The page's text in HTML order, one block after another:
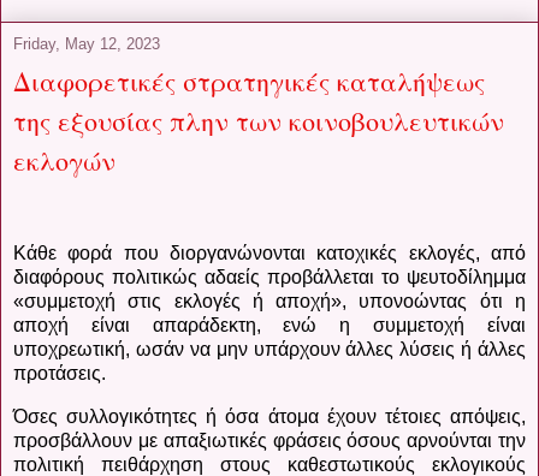
Friday, May 12, 2023
Διαφορετικές στρατηγικές καταλήψεως
της εξουσίας πλην των κοινοβουλευτικών
εκλογών
Κάθε φορά που διοργανώνονται κατοχικές εκλογές, από
διαφόρους πολιτικώς αδαείς προβάλλεται το ψευτοδίλημμα
«συμμετοχή στις εκλογές ή αποχή», υπονοώντας ότι η
αποχή είναι απαράδεκτη, ενώ η συμμετοχή είναι
υποχρεωτική, ωσάν να μην υπάρχουν άλλες λύσεις ή άλλες
προτάσεις.
Όσες συλλογικότητες ή όσα άτομα έχουν τέτοιες απόψεις,
προσβάλλουν με απαξιωτικές φράσεις όσους αρνούνται την
πολιτική πειθάρχηση στους καθεστωτικούς εκλογικούς